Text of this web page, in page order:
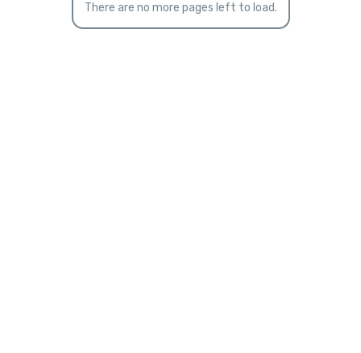
There are no more pages left to load.